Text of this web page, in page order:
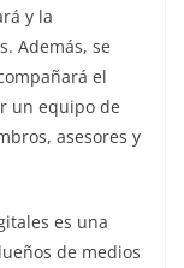
y la
Además, se
el
un equipo de
asesores y
es una
de medios